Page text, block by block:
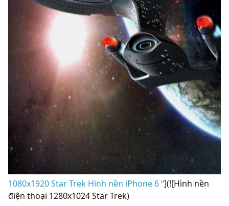
1080x1920 Star Trek Hình nền iPhone 6 “](![Hình nền
điện thoại 1280x1024 Star Trek)